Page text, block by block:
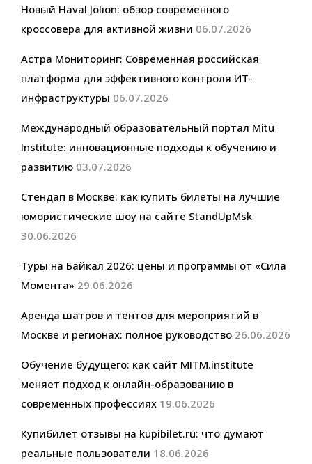
Новый Haval Jolion: обзор современного
кроссовера для активной жизни 06.07.2026
Астра Мониторинг: Современная российская
платформа для эффективного контроля ИТ-
инфраструктуры 06.07.2026
Международный образовательный портал Mitu
Institute: инновационные подходы к обучению и
развитию 03.07.2026
Стендап в Москве: как купить билеты на лучшие
юмористические шоу на сайте StandUpMsk
30.06.2026
Туры на Байкал 2026: цены и программы от «Сила
Момента» 29.06.2026
Аренда шатров и тентов для мероприятий в
Москве и регионах: полное руководство 26.06.2026
Обучение будущего: как сайт MITM.institute
меняет подход к онлайн-образованию в
современных профессиях 19.06.2026
Купибилет отзывы на kupibilet.ru: что думают
реальные пользователи 18.06.2026